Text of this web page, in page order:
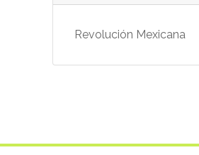
Revolución Mexicana